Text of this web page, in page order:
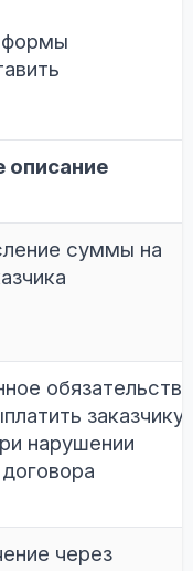
формы
описание
суммы на
обязательство
заказчику
нарушении
через